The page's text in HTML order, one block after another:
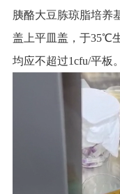
胰酪大豆胨琼脂培养
盖上平皿盖，于35℃
均应不超过1cfu/平板。